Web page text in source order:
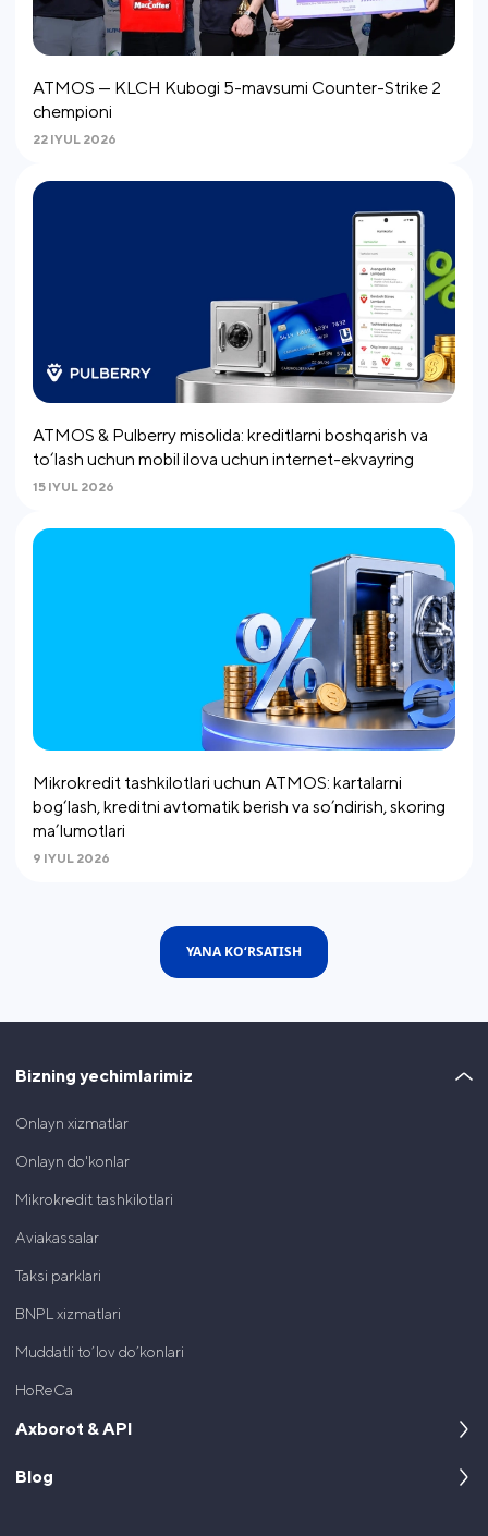
ATMOS — KLCH Kubogi 5-mavsumi Counter-Strike 2
chempioni
22 IYUL 2026
ATMOS & Pulberry misolida: kreditlarni boshqarish va
to‘lash uchun mobil ilova uchun internet-ekvayring
15 IYUL 2026
Mikrokredit tashkilotlari uchun ATMOS: kartalarni
bog‘lash, kreditni avtomatik berish va so’ndirish, skoring
ma’lumotlari
9 IYUL 2026
YANA KO‘RSATISH
Bizning yechimlarimiz
Onlayn xizmatlar
Onlayn do'konlar
Mikrokredit tashkilotlari
Aviakassalar
Taksi parklari
BNPL xizmatlari
Muddatli to’lov do’konlari
HoReCa
Axborot & API
Kompaniya haqida
Blog